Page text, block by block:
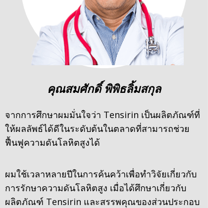
จากการศึกษาผมมั่นใจว่า Tensirin เป็นผลิตภัณฑ์ที่
ให้ผลลัพธ์ได้ดีในระดับต้นในตลาดที่สามารถช่วย
ฟื้นฟูความดันโลหิตสูงได้
คุณสมศักดิ์ พิพิธลิ้มสกุล
ผมใช้เวลาหลายปีในการค้นคว้าเพื่อทำวิจัยเกี่ยวกับ
การรักษาความดันโลหิตสูง เมื่อได้ศึกษาเกี่ยวกับ
ผลิตภัณฑ์ Tensirin และสรรพคุณของส่วนประกอบ